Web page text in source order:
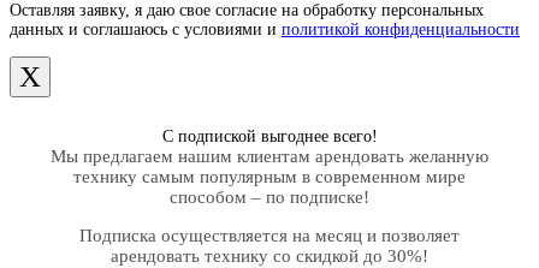
Оставляя заявку, я даю свое согласие на обработку персональных
данных и соглашаюсь с условиями и политикой конфиденциальности
X
С подпиской выгоднее всего!
Мы предлагаем нашим клиентам арендовать желанную
технику самым популярным в современном мире
способом – по подписке!
Подписка осуществляется на месяц и позволяет
арендовать технику со скидкой до 30%!